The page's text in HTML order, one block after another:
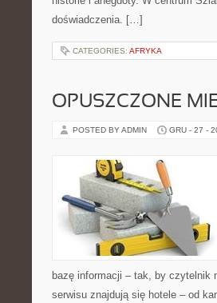
doświadczenia. […]
CATEGORIES: AFRYKA
OPUSZCZONE
POSTED BY ADMIN GRU - 27 -
bazę informacji – tak, by czytelnik
serwisu znajdują się hotele – od